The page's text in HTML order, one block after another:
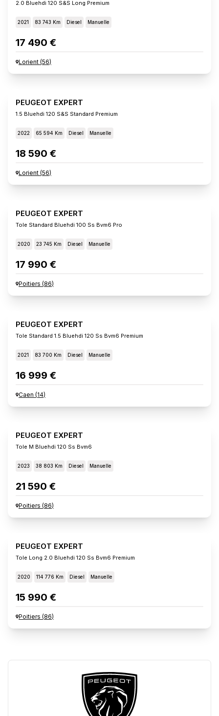
2.0 Bluehdi 120 S&s Long Premium
2021 83 743 Km Diesel Manuelle
17 490 €
Lorient (56)
PEUGEOT EXPERT
1.5 Bluehdi 120 S&s Standard Premium
2022 65 594 Km Diesel Manuelle
18 590 €
Lorient (56)
PEUGEOT EXPERT
Tole Standard Bluehdi 100 Ss Bvm6 Pro
2020 23 745 Km Diesel Manuelle
17 990 €
Poitiers (86)
PEUGEOT EXPERT
Tole Standard 1.5 Bluehdi 120 Ss Bvm6 Premium
2021 83 700 Km Diesel Manuelle
16 999 €
Caen (14)
PEUGEOT EXPERT
Tole M Bluehdi 120 Ss Bvm6
2023 38 803 Km Diesel Manuelle
21 590 €
Poitiers (86)
PEUGEOT EXPERT
Tole Long 2.0 Bluehdi 120 Ss Bvm6 Premium
2020 114 776 Km Diesel Manuelle
15 990 €
Poitiers (86)